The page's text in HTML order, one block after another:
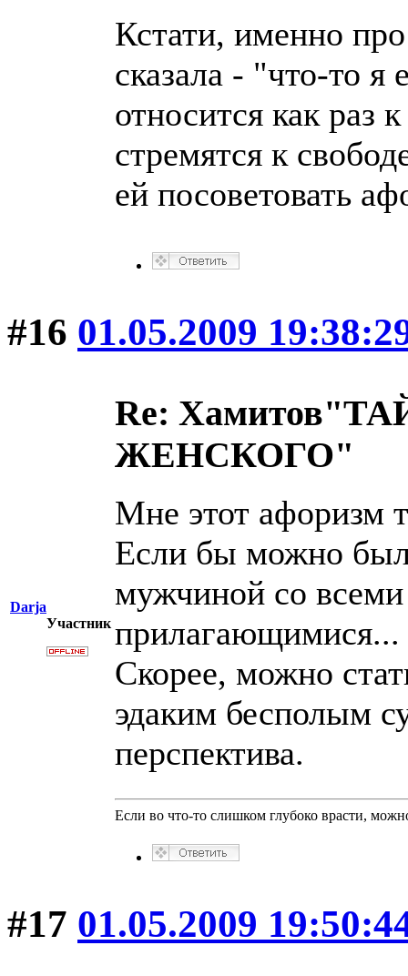
Кстати, именно
сказала - "что-то
относится как раз
стремятся к
ей посоветовать
#16 01.05.2009
Darja
Участник
Re:
ЖЕНСКОГО"
Мне этот афоризм
Если бы можно
мужчиной со
прилагающимися...
Скорее, можно
эдаким бесполым
перспектива.
Если во что-то слишком глубоко врасти,
#17 01.05.2009